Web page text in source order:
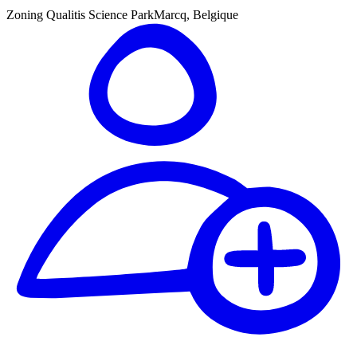
Zoning Qualitis Science ParkMarcq, Belgique